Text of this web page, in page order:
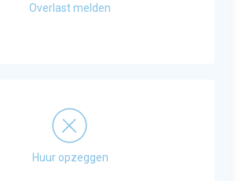
Overlast melden
Huur opzeggen